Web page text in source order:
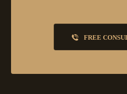
FREE